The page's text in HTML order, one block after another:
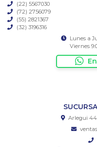
(22) 5567030
(72) 2756079
(55) 2821367
(32) 3196316
Lunes a
Viernes
Arlegui